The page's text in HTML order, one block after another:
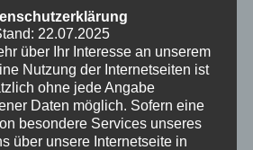
ich aus Kisten lebe. Doch ich
diesen Nachrichten-Tsunami
die Fakten zu präsentieren:
uns vom coolsten Kerl
Lovell von Apollo 13, und
uns Steuerzahlern dank eines
22.07.2025
über Ihr Interesse an unserem
Nutzung der Internetseiten ist
ohne jede Angabe
Daten möglich. Sofern eine
besondere Services unseres
über unsere Internetseite in